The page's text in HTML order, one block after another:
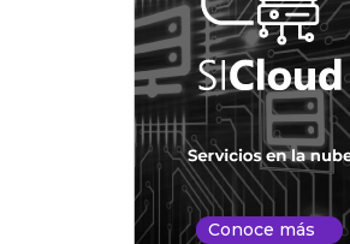
Conoce más